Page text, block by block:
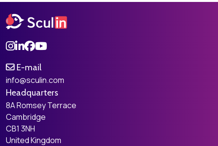
E-mail
info@sculin.com
Headquarters
8A Romsey Terrace
Cambridge
CB1 3NH
United Kingdom